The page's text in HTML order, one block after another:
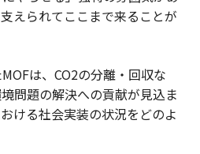
えられてここまで来ることが
は、CO2の分離・回収な
問題の解決への貢献が見込ま
ける社会実装の状況をどのよ